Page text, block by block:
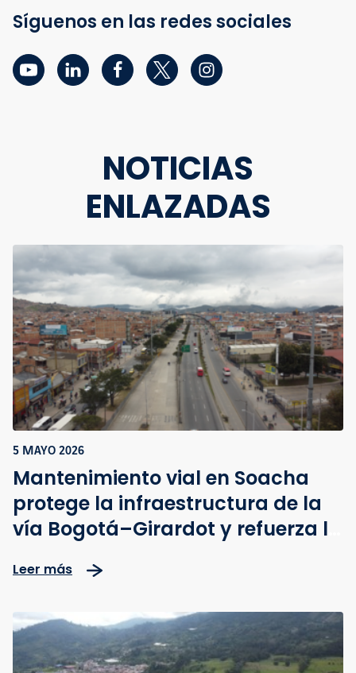
NOTICIAS
ENLAZADAS
5 MAYO 2026
Mantenimiento vial en Soacha
protege la infraestructura de la
vía Bogotá–Girardot y refuerza la
Leer más
Síguenos en las redes sociales